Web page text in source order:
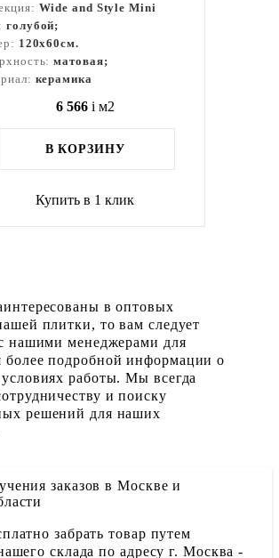
Wide and Style Mini
голубой;
120x60см.
матовая;
керамика
6 566 i м2
В КОРЗИНУ
Купить в 1 клик
в оптовых
плитки, то вам следует
с нашими менеджерами для
более подробной информации о
работы. Мы всегда
и поиску
решений для наших
заказов в Москве и
забрать товар путем
склада по адресу г. Москва -